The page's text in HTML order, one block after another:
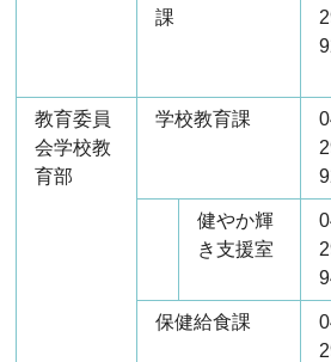
課
教育委員
会学校教
育部
学校教育課
健やか輝
き支援室
保健給食課